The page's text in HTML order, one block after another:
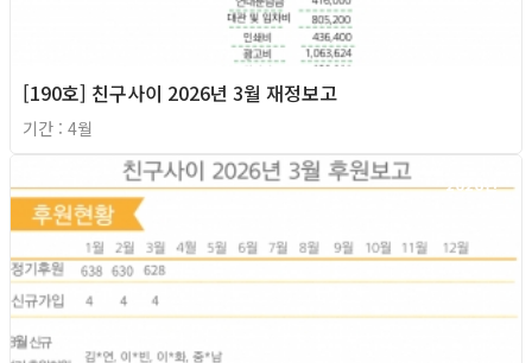
[190호] 친구사이 2026년 3월 재정보고
기간 : 4월
2026년